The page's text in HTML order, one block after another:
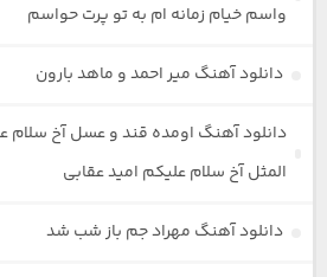
واسم خیام زمانه ام به تو پرت حواسم
دانلود آهنگ میر احمد و ماهد بارون
دانلود آهنگ اومده قند و عسل آخ
المثل آخ سلام علیکم امید عقابی
دانلود آهنگ مهراد جم باز شب شد